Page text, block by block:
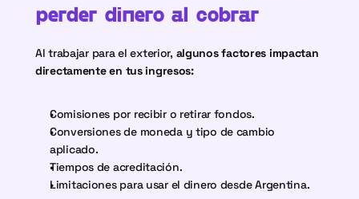
perder dinero al cobrar
Al trabajar para el exterior, algunos factores impactan
directamente en tus ingresos:
Comisiones por recibir o retirar fondos.
Conversiones de moneda y tipo de cambio
aplicado.
Tiempos de acreditación.
Limitaciones para usar el dinero desde Argentina.